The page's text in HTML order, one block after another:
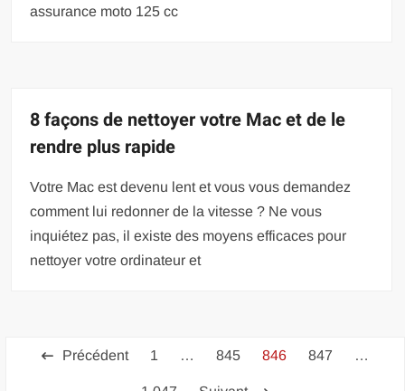
assurance moto 125 cc
8 façons de nettoyer votre Mac et de le
rendre plus rapide
Votre Mac est devenu lent et vous vous demandez
comment lui redonner de la vitesse ? Ne vous
inquiétez pas, il existe des moyens efficaces pour
nettoyer votre ordinateur et
Pagination
Précédent 1 … 845 846 847 …